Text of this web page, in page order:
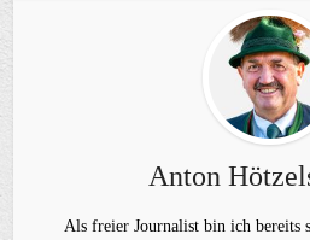
Anton
Als freier Journalist bin ich bereits